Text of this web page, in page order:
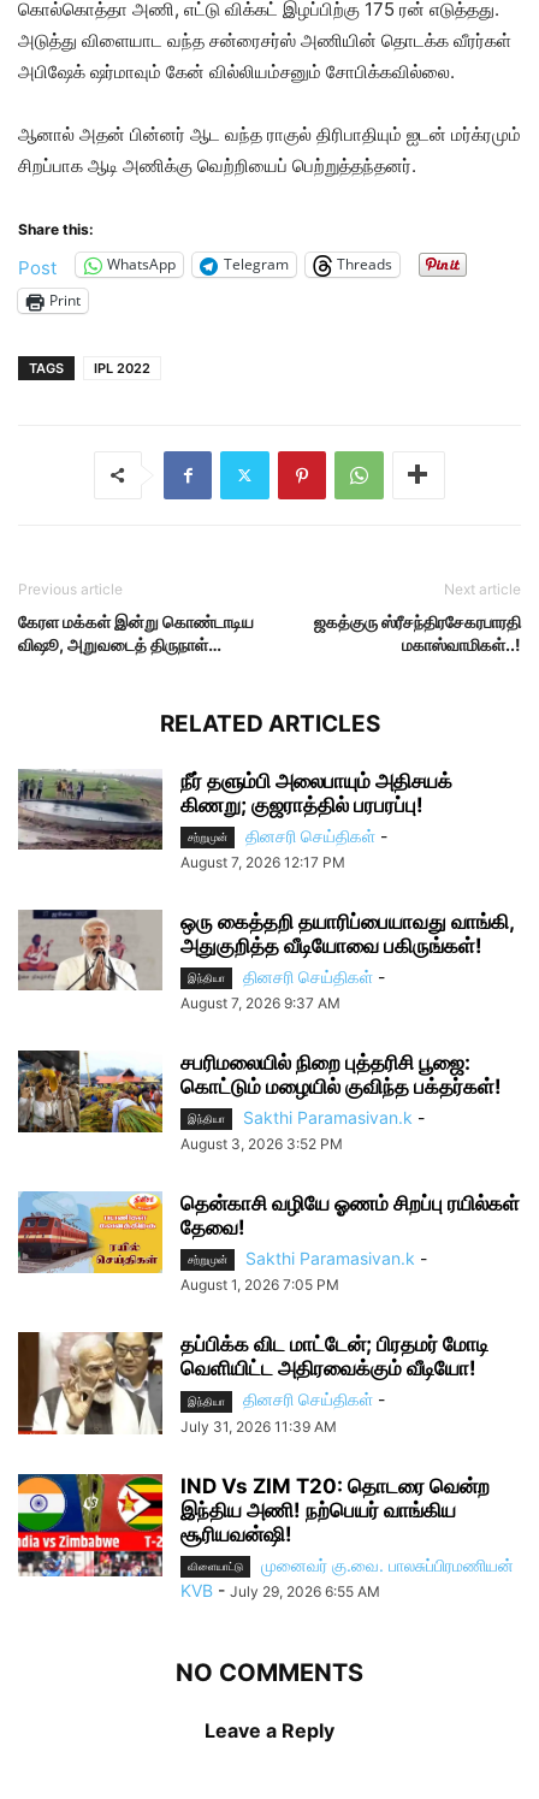
கொல்கொத்தா அணி, எட்டு விக்கட் இழப்பிற்கு 175 ரன் எடுத்தது.
அடுத்து விளையாட வந்த சன்ரைசர்ஸ் அணியின் தொடக்க வீரர்கள்
அபிஷேக் ஷர்மாவும் கேன் வில்லியம்சனும் சோபிக்கவில்லை.
ஆனால் அதன் பின்னர் ஆட வந்த ராகுல் திரிபாதியும் ஐடன் மர்க்ரமும்
சிறப்பாக ஆடி அணிக்கு வெற்றியைப் பெற்றுத்தந்தனர்.
Share this:
Post WhatsApp Telegram
Threads
Print
TAGS IPL 2022
Previous article
கேரள மக்கள் இன்று கொண்டாடிய
விஷூ, அறுவடைத் திருநாள்…
Next article
ஜகத்குரு ஸ்ரீசந்திரசேகரபாரதி
மகாஸ்வாமிகள்..!
RELATED ARTICLES
நீர் தளும்பி அலைபாயும் அதிசயக்
கிணறு; குஜராத்தில் பரபரப்பு!
சற்றுமுன் தினசரி செய்திகள் -
August 7, 2026 12:17 PM
ஒரு கைத்தறி தயாரிப்பையாவது வாங்கி,
அதுகுறித்த வீடியோவை பகிருங்கள்!
இந்தியா தினசரி செய்திகள் -
August 7, 2026 9:37 AM
சபரிமலையில் நிறை புத்தரிசி பூஜை:
கொட்டும் மழையில் குவிந்த பக்தர்கள்!
இந்தியா Sakthi Paramasivan.k -
August 3, 2026 3:52 PM
தென்காசி வழியே ஓணம் சிறப்பு ரயில்கள்
தேவை!
சற்றுமுன் Sakthi Paramasivan.k -
August 1, 2026 7:05 PM
தப்பிக்க விட மாட்டேன்; பிரதமர் மோடி
வெளியிட்ட அதிரவைக்கும் வீடியோ!
இந்தியா தினசரி செய்திகள் -
July 31, 2026 11:39 AM
IND Vs ZIM T20: தொடரை வென்ற
இந்திய அணி! நற்பெயர் வாங்கிய
சூரியவன்ஷி!
விளையாட்டு
முனைவர் கு.வை. பாலசுப்பிரமணியன்
KVB - July 29, 2026 6:55 AM
NO COMMENTS
Leave a Reply